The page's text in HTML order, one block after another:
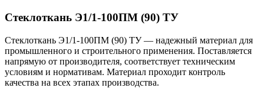
Стеклоткань Э1/1-100ПМ (90) ТУ
Стеклоткань Э1/1-100ПМ (90) ТУ — надежный материал для
промышленного и строительного применения. Поставляется
напрямую от производителя, соответствует техническим
условиям и нормативам. Материал проходит контроль
качества на всех этапах производства.